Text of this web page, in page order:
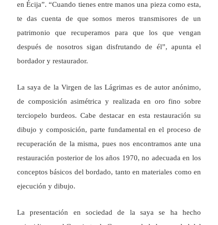
en Écija”. “Cuando tienes entre manos una pieza como esta,
te das cuenta de que somos meros transmisores de un
patrimonio que recuperamos para que los que vengan
después de nosotros sigan disfrutando de él”, apunta el
bordador y restaurador.
La saya de la Virgen de las Lágrimas es de autor anónimo,
de composición asimétrica y realizada en oro fino sobre
terciopelo burdeos. Cabe destacar en esta restauración su
dibujo y composición, parte fundamental en el proceso de
recuperación de la misma, pues nos encontramos ante una
restauración posterior de los años 1970, no adecuada en los
conceptos básicos del bordado, tanto en materiales como en
ejecución y dibujo.
La presentación en sociedad de la saya se ha hecho